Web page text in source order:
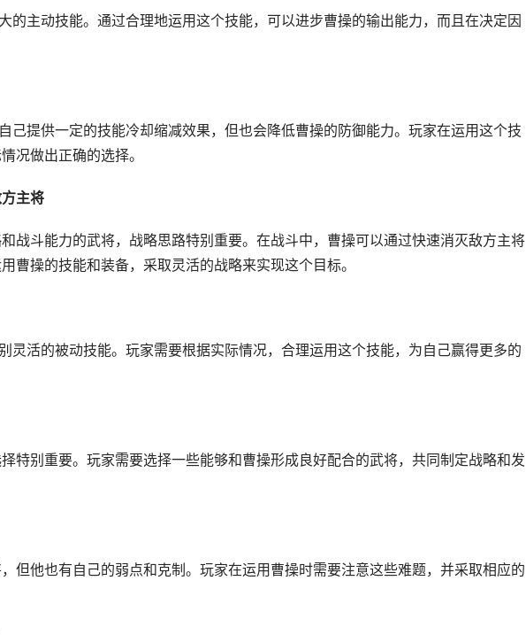
的主动技能。通过合理地运用这个技能，可以进步曹操的输出能力，而且在决定因
己提供一定的技能冷却缩减效果，但也会降低曹操的防御能力。玩家在运用这个技
况做出正确的选择。
主将
战斗能力的武将，战略思路特别重要。在战斗中，曹操可以通过快速消灭敌方主将
曹操的技能和装备，采取灵活的战略来实现这个目标。
灵活的被动技能。玩家需要根据实际情况，合理运用这个技能，为自己赢得更多的
特别重要。玩家需要选择一些能够和曹操形成良好配合的武将，共同制定战略和发
但他也有自己的弱点和克制。玩家在运用曹操时需要注意这些难题，并采取相应的